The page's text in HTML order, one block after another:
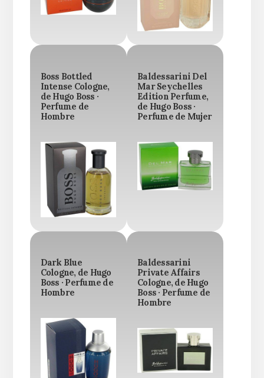
Boss Bottled
Intense Cologne,
de Hugo Boss ·
Perfume de
Hombre
Baldessarini Del
Mar Seychelles
Edition Perfume,
de Hugo Boss ·
Perfume de Mujer
Dark Blue
Cologne, de Hugo
Boss · Perfume de
Hombre
Baldessarini
Private Affairs
Cologne, de Hugo
Boss · Perfume de
Hombre